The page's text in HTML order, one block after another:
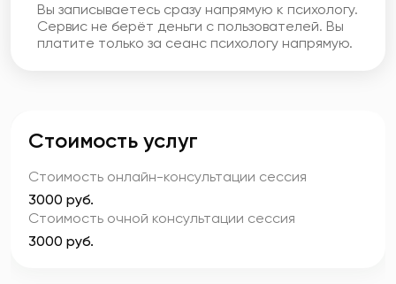
Вы записываетесь сразу напрямую к психологу.
Сервис не берёт деньги с пользователей. Вы
платите только за сеанс психологу напрямую.
Стоимость услуг
Стоимость онлайн-консультации сессия
3000 руб.
Стоимость очной консультации сессия
3000 руб.